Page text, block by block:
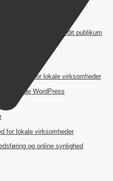
rykker og engagerer dit publikum
Facebook
for lokale virksomheder
at bruge WordPress
for lokale virksomheder
og online synlighed